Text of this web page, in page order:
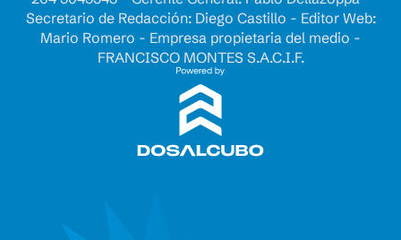
Secretario de Redacción: Diego Castillo - Editor Web:
Mario Romero - Empresa propietaria del medio -
FRANCISCO MONTES S.A.C.I.F.